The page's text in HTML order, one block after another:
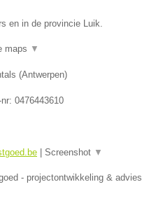
en in de provincie Luik.
maps ▼
(Antwerpen)
0476443610
Screenshot ▼
- projectontwikkeling & advies